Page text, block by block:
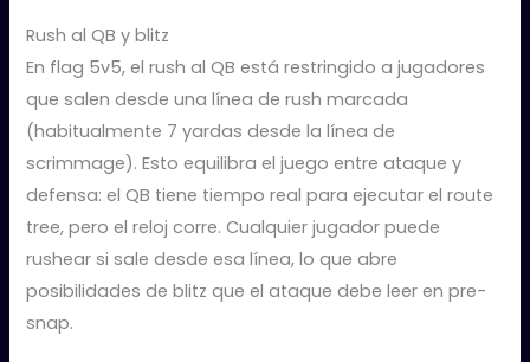
Rush al QB y blitz
En flag 5v5, el rush al QB está restringido a jugadores
que salen desde una línea de rush marcada
(habitualmente 7 yardas desde la línea de
scrimmage). Esto equilibra el juego entre ataque y
defensa: el QB tiene tiempo real para ejecutar el route
tree, pero el reloj corre. Cualquier jugador puede
rushear si sale desde esa línea, lo que abre
posibilidades de blitz que el ataque debe leer en pre-
snap.